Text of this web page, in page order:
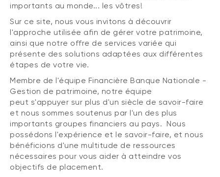
importants au monde... les vôtres!
Sur ce site, nous vous invitons à découvrir
l'approche utilisée afin de gérer votre patrimoine,
ainsi que notre offre de services variée qui
présente des solutions adaptées aux différentes
étapes de votre vie.
Membre de l'équipe Financière Banque Nationale -
Gestion de patrimoine, notre équipe
peut s'appuyer sur plus d'un siècle de savoir-faire
et nous sommes soutenus par l'un des plus
importants groupes financiers au pays. Nous
possédons l'expérience et le savoir-faire, et nous
bénéficions d'une multitude de ressources
nécessaires pour vous aider à atteindre vos
objectifs de placement.